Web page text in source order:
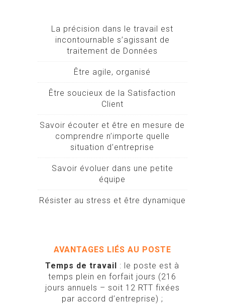
La précision dans le travail est
incontournable s’agissant de
traitement de Données
Être agile, organisé
Être soucieux de la Satisfaction
Client
Savoir écouter et être en mesure de
comprendre n’importe quelle
situation d’entreprise
Savoir évoluer dans une petite
équipe
Résister au stress et être dynamique
AVANTAGES LIÉS AU POSTE
Temps de travail : le poste est à
temps plein en forfait jours (216
jours annuels – soit 12 RTT fixées
par accord d’entreprise) ;